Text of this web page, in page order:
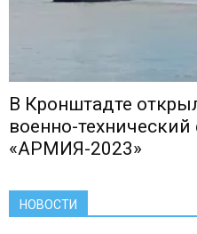
В Кронштадте
военно-
«АРМИЯ-2023»
НОВОСТИ